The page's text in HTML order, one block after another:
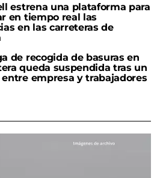
estrena una plataforma para
en tiempo real las
en las carreteras de
de recogida de basuras en
queda suspendida tras un
empresa y trabajadores